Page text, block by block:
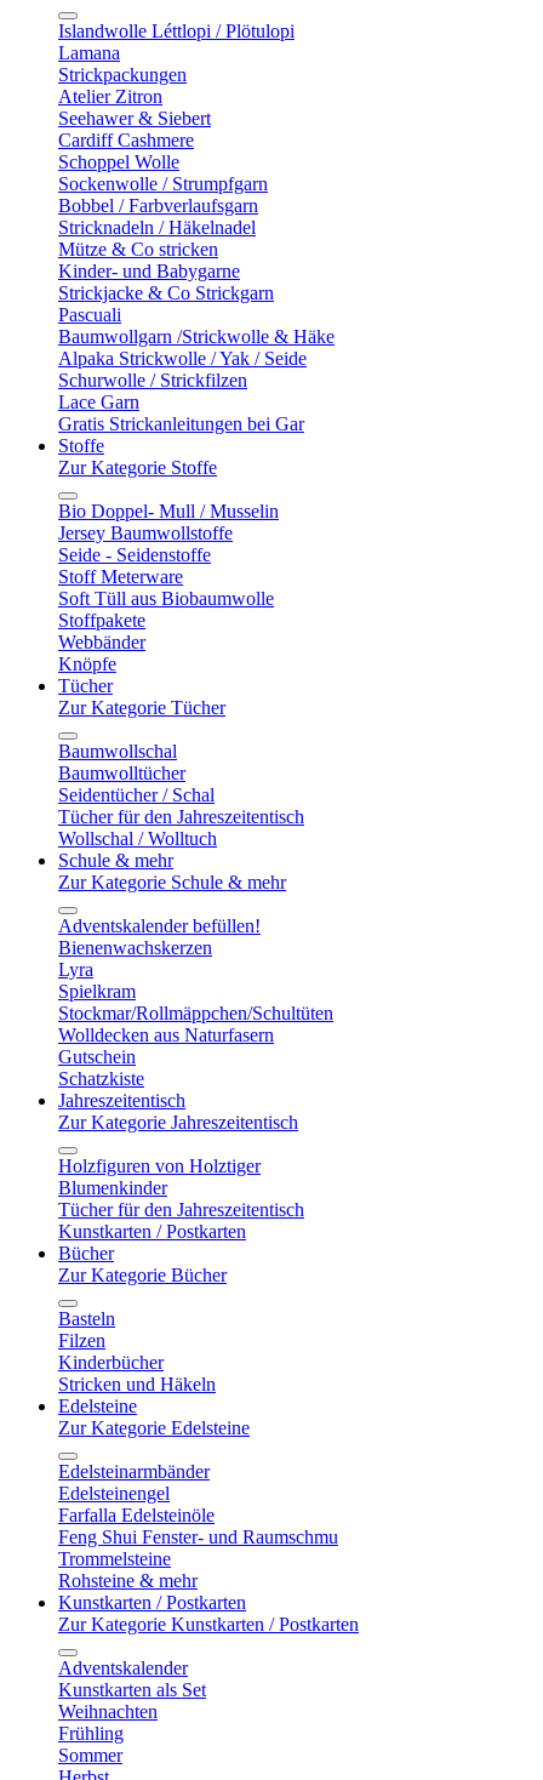
Islandwolle Léttlopi / Plötulopi
Lamana
Strickpackungen
Atelier Zitron
Seehawer & Siebert
Cardiff Cashmere
Schoppel Wolle
Sockenwolle / Strumpfgarn
Bobbel / Farbverlaufsgarn
Stricknadeln / Häkelnadel
Mütze & Co stricken
Kinder- und Babygarne
Strickjacke & Co Strickgarn
Pascuali
Baumwollgarn /Strickwolle & Häke
Alpaka Strickwolle / Yak / Seide
Schurwolle / Strickfilzen
Lace Garn
Gratis Strickanleitungen bei Gar
Stoffe
Zur Kategorie Stoffe
Bio Doppel- Mull / Musselin
Jersey Baumwollstoffe
Seide - Seidenstoffe
Stoff Meterware
Soft Tüll aus Biobaumwolle
Stoffpakete
Webbänder
Knöpfe
Tücher
Zur Kategorie Tücher
Baumwollschal
Baumwolltücher
Seidentücher / Schal
Tücher für den Jahreszeitentisch
Wollschal / Wolltuch
Schule & mehr
Zur Kategorie Schule & mehr
Adventskalender befüllen!
Bienenwachskerzen
Lyra
Spielkram
Stockmar/Rollmäppchen/Schultüten
Wolldecken aus Naturfasern
Gutschein
Schatzkiste
Jahreszeitentisch
Zur Kategorie Jahreszeitentisch
Holzfiguren von Holztiger
Blumenkinder
Tücher für den Jahreszeitentisch
Kunstkarten / Postkarten
Bücher
Zur Kategorie Bücher
Basteln
Filzen
Kinderbücher
Stricken und Häkeln
Edelsteine
Zur Kategorie Edelsteine
Edelsteinarmbänder
Edelsteinengel
Farfalla Edelsteinöle
Feng Shui Fenster- und Raumschmu
Trommelsteine
Rohsteine & mehr
Kunstkarten / Postkarten
Zur Kategorie Kunstkarten / Postkarten
Adventskalender
Kunstkarten als Set
Weihnachten
Frühling
Sommer